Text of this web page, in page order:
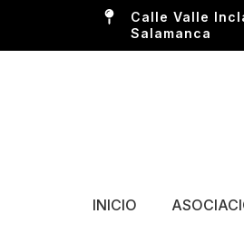
Calle Valle
Salamanca
INICIO